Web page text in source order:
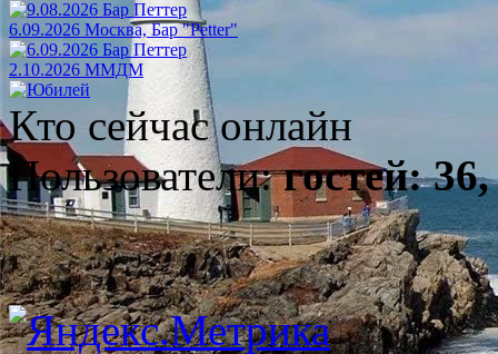
6.09.2026 Москва, Бар "Petter"
2.10.2026 ММДМ
Кто сейчас онлайн
Пользователи:гостей: